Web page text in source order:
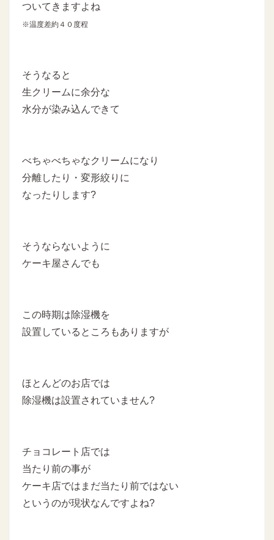
ついてきますよね
※温度差約４０度程
そうなると
生クリームに余分な
水分が染み込んできて
べちゃべちゃなクリームになり
分離したり・変形絞りに
なったりします?
そうならないように
ケーキ屋さんでも
この時期は除湿機を
設置しているところもありますが
ほとんどのお店では
除湿機は設置されていません?
チョコレート店では
当たり前の事が
ケーキ店ではまだ当たり前ではない
というのが現状なんですよね?